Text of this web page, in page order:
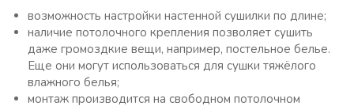
возможность настройки настенной сушилки по длине;
наличие потолочного крепления позволяет сушить
даже громоздкие вещи, например, постельное белье.
Еще они могут использоваться для сушки тяжёлого
влажного белья;
монтаж производится на свободном потолочном